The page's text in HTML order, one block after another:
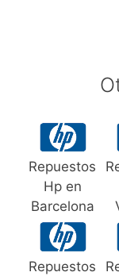
Repuestos
Hp en
Barcelona
Repuestos